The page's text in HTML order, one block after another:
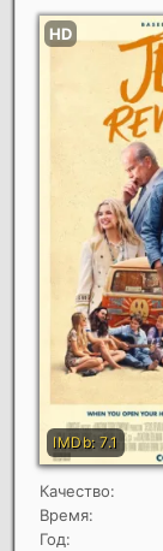
Качество:
Время:
Год: